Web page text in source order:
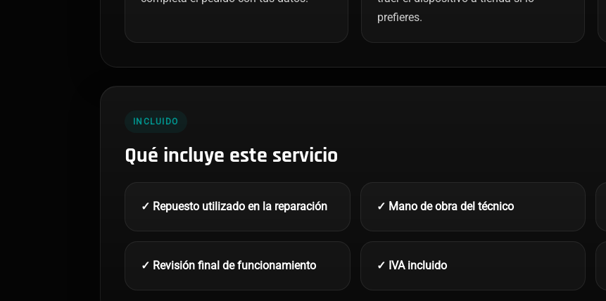
prefieres.
INCLUIDO
Qué incluye este servicio
✓ Repuesto utilizado en la reparación ✓ Mano de obra del técnico
✓ Revisión final de funcionamiento ✓ IVA incluido